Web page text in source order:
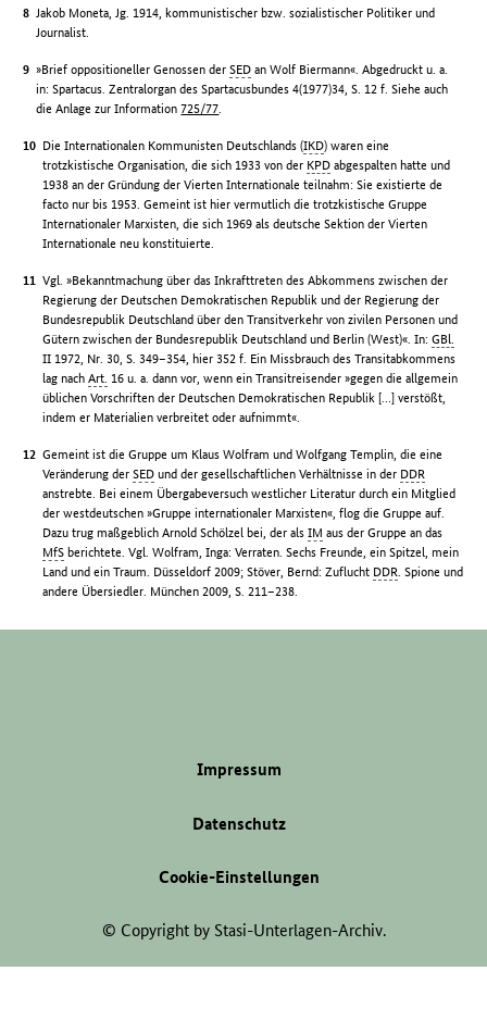
Jakob Moneta, Jg. 1914, kommunistischer bzw. sozialistischer Politiker und
Journalist.
»Brief oppositioneller Genossen derSED an Wolf Biermann«. Abgedruckt u. a.
in: Spartacus. Zentralorgan des Spartacusbundes 4(1977)34, S. 12 f. Siehe auch
die Anlage zur Information725/77.
Die Internationalen Kommunisten Deutschlands (IKD) waren eine
trotzkistische Organisation, die sich 1933 von der KPD abgespalten hatte und
1938 an der Gründung der Vierten Internationale teilnahm: Sie existierte de
facto nur bis 1953. Gemeint ist hier vermutlich die trotzkistische Gruppe
Internationaler Marxisten, die sich 1969 als deutsche Sektion der Vierten
Internationale neu konstituierte.
Vgl. »Bekanntmachung über das Inkrafttreten des Abkommens zwischen der
Regierung der Deutschen Demokratischen Republik und der Regierung der
Bundesrepublik Deutschland über den Transitverkehr von zivilen Personen und
Gütern zwischen der Bundesrepublik Deutschland und Berlin (West)«. In:GBl.
II 1972, Nr. 30, S. 349–354, hier 352 f. Ein Missbrauch des Transitabkommens
lag nachArt. 16 u. a. dann vor, wenn ein Transitreisender »gegen die allgemein
üblichen Vorschriften der Deutschen Demokratischen Republik […] verstößt,
indem er Materialien verbreitet oder aufnimmt«.
Gemeint ist die Gruppe um Klaus Wolfram und Wolfgang Templin, die eine
Veränderung derSED und der gesellschaftlichen Verhältnisse in der DDR
anstrebte. Bei einem Übergabeversuch westlicher Literatur durch ein Mitglied
der westdeutschen »Gruppe internationaler Marxisten«, flog die Gruppe auf.
Dazu trug maßgeblich Arnold Schölzel bei, der alsIM aus der Gruppe an das
MfS berichtete. Vgl. Wolfram, Inga: Verraten. Sechs Freunde, ein Spitzel, mein
Land und ein Traum. Düsseldorf 2009; Stöver, Bernd: Zuflucht DDR. Spione und
andere Übersiedler. München 2009, S. 211–238.
Impressum
Datenschutz
Cookie-Einstellungen
© Copyright by Stasi-Unterlagen-Archiv.